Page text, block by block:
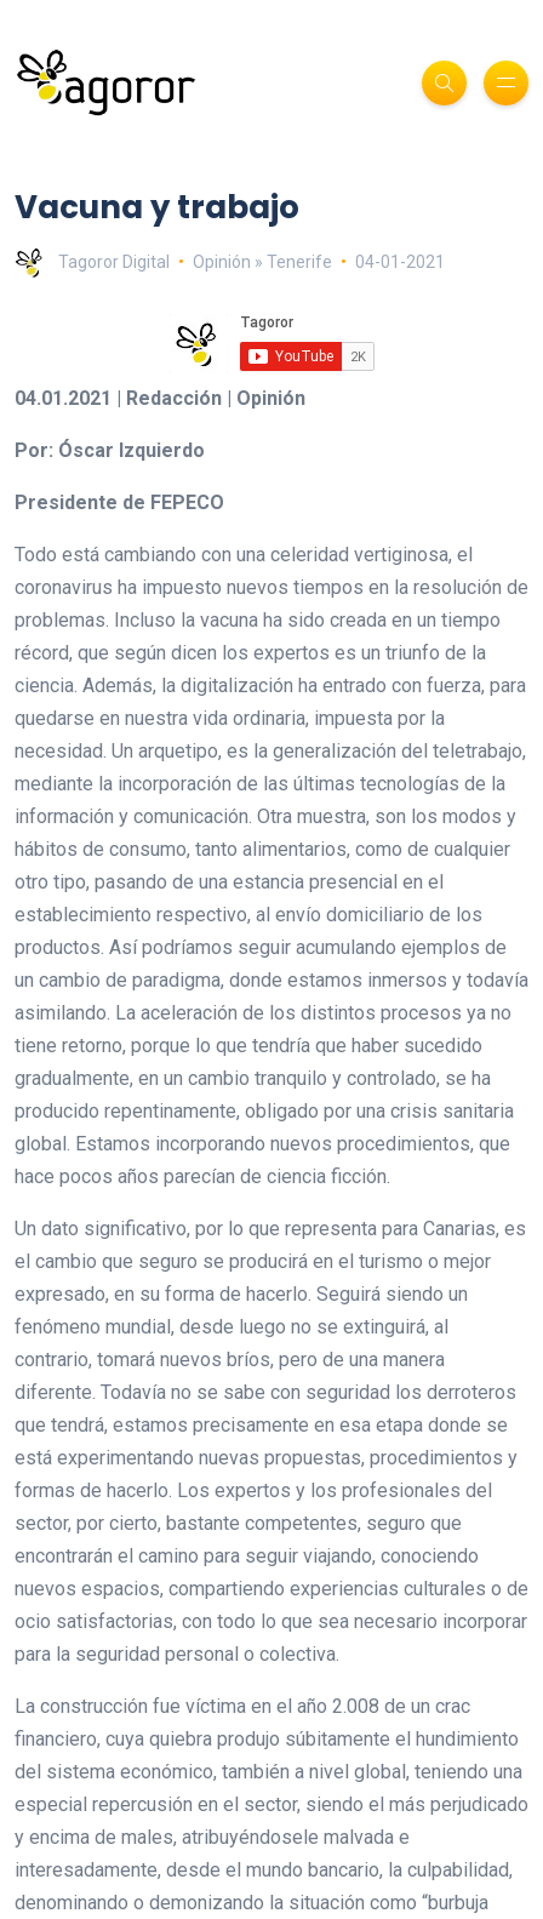
Vacuna y trabajo
Tagoror Digital Opinión » Tenerife 04-01-2021
04.01.2021 | Redacción | Opinión
Por: Óscar Izquierdo
Presidente de FEPECO
Todo está cambiando con una celeridad vertiginosa, el
coronavirus ha impuesto nuevos tiempos en la resolución de
problemas. Incluso la vacuna ha sido creada en un tiempo
récord, que según dicen los expertos es un triunfo de la
ciencia. Además, la digitalización ha entrado con fuerza, para
quedarse en nuestra vida ordinaria, impuesta por la
necesidad. Un arquetipo, es la generalización del teletrabajo,
mediante la incorporación de las últimas tecnologías de la
información y comunicación. Otra muestra, son los modos y
hábitos de consumo, tanto alimentarios, como de cualquier
otro tipo, pasando de una estancia presencial en el
establecimiento respectivo, al envío domiciliario de los
productos. Así podríamos seguir acumulando ejemplos de
un cambio de paradigma, donde estamos inmersos y todavía
asimilando. La aceleración de los distintos procesos ya no
tiene retorno, porque lo que tendría que haber sucedido
gradualmente, en un cambio tranquilo y controlado, se ha
producido repentinamente, obligado por una crisis sanitaria
global. Estamos incorporando nuevos procedimientos, que
hace pocos años parecían de ciencia ficción.
Un dato significativo, por lo que representa para Canarias, es
el cambio que seguro se producirá en el turismo o mejor
expresado, en su forma de hacerlo. Seguirá siendo un
fenómeno mundial, desde luego no se extinguirá, al
contrario, tomará nuevos bríos, pero de una manera
diferente. Todavía no se sabe con seguridad los derroteros
que tendrá, estamos precisamente en esa etapa donde se
está experimentando nuevas propuestas, procedimientos y
formas de hacerlo. Los expertos y los profesionales del
sector, por cierto, bastante competentes, seguro que
encontrarán el camino para seguir viajando, conociendo
nuevos espacios, compartiendo experiencias culturales o de
ocio satisfactorias, con todo lo que sea necesario incorporar
para la seguridad personal o colectiva.
La construcción fue víctima en el año 2.008 de un crac
financiero, cuya quiebra produjo súbitamente el hundimiento
del sistema económico, también a nivel global, teniendo una
especial repercusión en el sector, siendo el más perjudicado
y encima de males, atribuyéndosele malvada e
interesadamente, desde el mundo bancario, la culpabilidad,
denominando o demonizando la situación como “burbuja